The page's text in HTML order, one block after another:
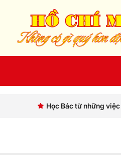
từ những việc làm thiết thực